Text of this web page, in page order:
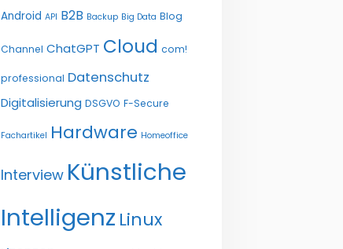
Android API B2B Backup Big Data Blog
Channel ChatGPT Cloud com!
professional Datenschutz
Digitalisierung DSGVO F-Secure
Fachartikel Hardware Homeoffice
Interview Künstliche
Intelligenz Linux